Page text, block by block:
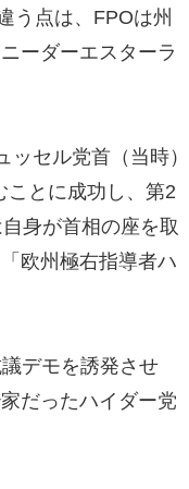
う点は、FPOは州
ーダーエスターラ
セル党首（当時）
ことに成功し、第2
身が首相の座を取
欧州極右指導者ハ
デモを誘発させ
だったハイダー党